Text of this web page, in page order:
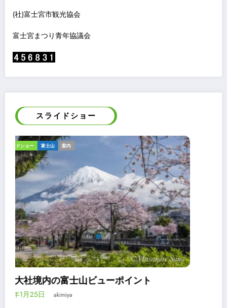
(社)富士宮市観光協会
富士宮まつり青年協議会
スライドショー
ギャラリー 報告
令和2年浅間大社流鏑馬祭は神事のみ
2020年3月24日